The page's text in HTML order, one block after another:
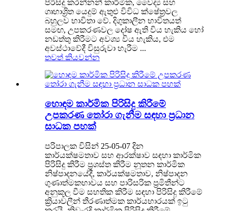
පිරිසිදු කරන්නන් කාර්මික, වෛද්‍ය සහ
ගෘහාශ්‍රිත යෙදුම් ඇතුළු විවිධ ක්ෂේත්‍රවල
බහුලව භාවිතා වේ. දිගුකාලීන භාවිතයත්
සමඟ, උපකරණවල දෝෂ ඇති විය හැකිය හෝ
නඩත්තු කිරීමට අවශ්‍ය විය හැකිය, එම
අවස්ථාවේදී විසුරුවා හැරීම ...
තවත් කියවන්න
හොඳම කාර්මික පිරිසිදු කිරීමේ
උපකරණ තෝරා ගැනීම සඳහා ප්‍රධාන
සාධක පහක්
පරිපාලක විසින් 25-05-07 දින
කාර්යක්ෂමතාව සහ ආරක්ෂාව සඳහා කාර්මික
පිරිසිදු කිරීම ප්‍රශස්ත කිරීම නූතන කාර්මික
නිෂ්පාදනයේදී, කාර්යක්ෂමතාව, නිෂ්පාදන
ගුණාත්මකභාවය සහ පාරිසරික ප්‍රමිතීන්ට
අනුකූල වීම සහතික කිරීම සඳහා පිරිසිදු කිරීමේ
ක්‍රියාවලීන් තීරණාත්මක කාර්යභාරයක් ඉටු